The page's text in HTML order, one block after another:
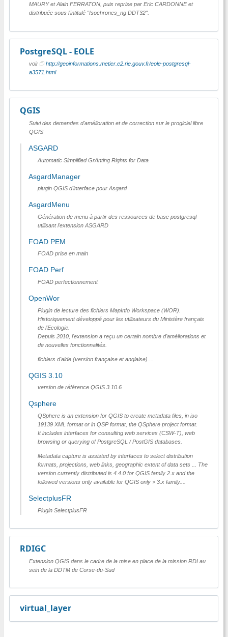
MAURY et Alain FERRATON, puis reprise par Eric CARDONNE et
distribuée sous l'intitulé "Isochrones_ng DDT32".
PostgreSQL - EOLE
voir
http://geoinformations.metier.e2.rie.gouv.fr/eole-postgresql-
a3571.html
QGIS
Suivi des demandes d'amélioration et de correction sur le progiciel libre
QGIS
ASGARD
Automatic Simplified GrAnting Rights for Data
AsgardManager
plugin QGIS d'interface pour Asgard
AsgardMenu
Génération de menu à partir des ressources de base postgresql
utilisant l'extension ASGARD
FOAD PEM
FOAD prise en main
FOAD Perf
FOAD perfectionnement
OpenWor
Plugin de lecture des fichiers MapInfo Workspace (WOR).
Historiquement développé pour les utilisateurs du Ministère français
de l'Ecologie.
Depuis 2010, l'extension a reçu un certain nombre d'améliorations et
de nouvelles fonctionnalités.
fichiers d'aide (version française et anglaise)....
QGIS 3.10
version de référence QGIS 3.10.6
Qsphere
QSphere is an extension for QGIS to create metadata files, in iso
19139 XML format or in QSP format, the QSphere project format.
It includes interfaces for consulting web services (CSW-T), web
browsing or querying of PostgreSQL / PostGIS databases.
Metadata capture is assisted by interfaces to select distribution
formats, projections, web links, geographic extent of data sets ... The
version currently distributed is 4.4.0 for QGIS family 2.x and the
followed versions only available for QGIS only > 3.x family....
SelectplusFR
Plugin SelectplusFR
RDIGC
Extension QGIS dans le cadre de la mise en place de la mission RDI au
sein de la DDTM de Corse-du-Sud
virtual_layer